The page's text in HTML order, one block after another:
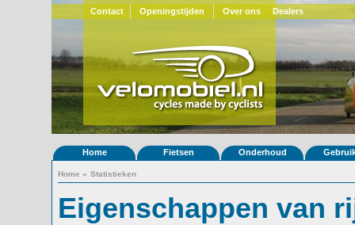
Contact Openingstijden Over ons Dealers
Home Fietsen Onderhoud
Home » Statistieken
Eigenschappen van